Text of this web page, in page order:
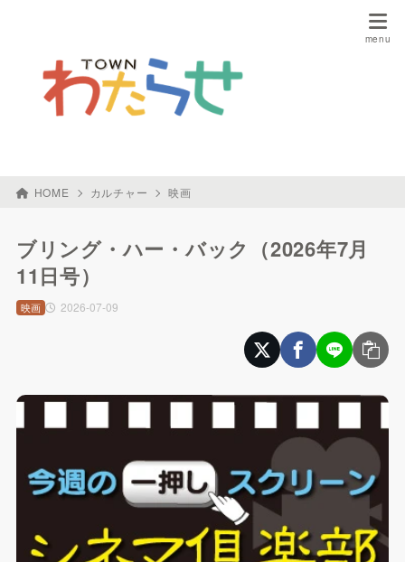
HOME カルチャー 映画
ブリング・ハー・バック（2026年7月
11日号）
2026-07-09
映画